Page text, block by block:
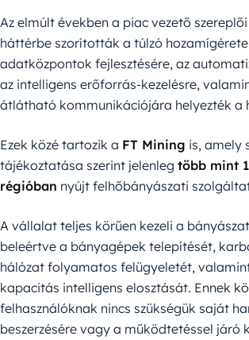
Az elmúlt években a piac vezető
háttérbe szorították a túlzó
adatközpontok fejlesztésére, az
az intelligens erőforrás-kezelésre,
átlátható kommunikációjára helyezték a
Ezek közé tartozik a FT Mining is, amely
tájékoztatása szerint jelenleg több mint
régióban nyújt felhőbányászati
A vállalat teljes körűen kezeli a
beleértve a bányagépek telepítését,
hálózat folyamatos felügyeletét,
kapacitás intelligens elosztását. Ennek
felhasználóknak nincs szükségük saját
beszerzésére vagy a működtetéssel járó